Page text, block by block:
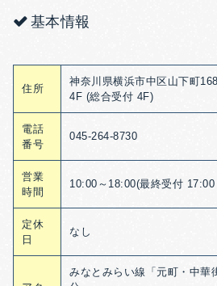
基本情報
住所
神奈川県横浜市中区山下町
4F (総合受付 4F)
電話
番号
045-264-8730
営業
時間
10:00～18:00(最終受付
定休
日
なし
みなとみらい線「元町・中華